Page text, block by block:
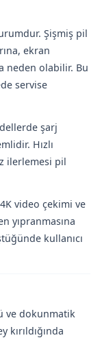
Şişmiş pil
ekran
neden olabilir. Bu
servise
şarj
Hızlı
ilerlemesi pil
video çekimi ve
yıpranmasına
kullanıcı
ve dokunmatik
kırıldığında